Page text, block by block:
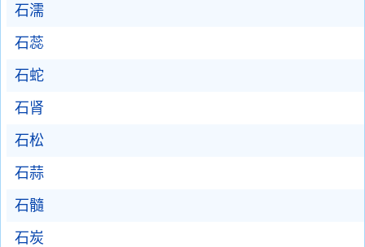
石濡
石蕊
石蛇
石肾
石松
石蒜
石髓
石炭